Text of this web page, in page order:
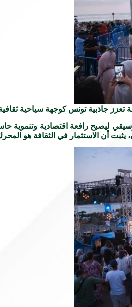
تعزز جاذبية تونس كوجهة سياحية
ليصبح رافعة اقتصادية وتنموية
أن الاستثمار في الثقافة هو